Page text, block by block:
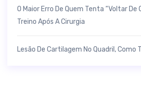
O Maior Erro De Quem Tenta “voltar De
Treino Após A Cirurgia
Lesão De Cartilagem No Quadril, Como